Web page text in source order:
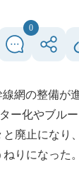
0
網の整備が
ー化やブル
廃止になり
りになった。